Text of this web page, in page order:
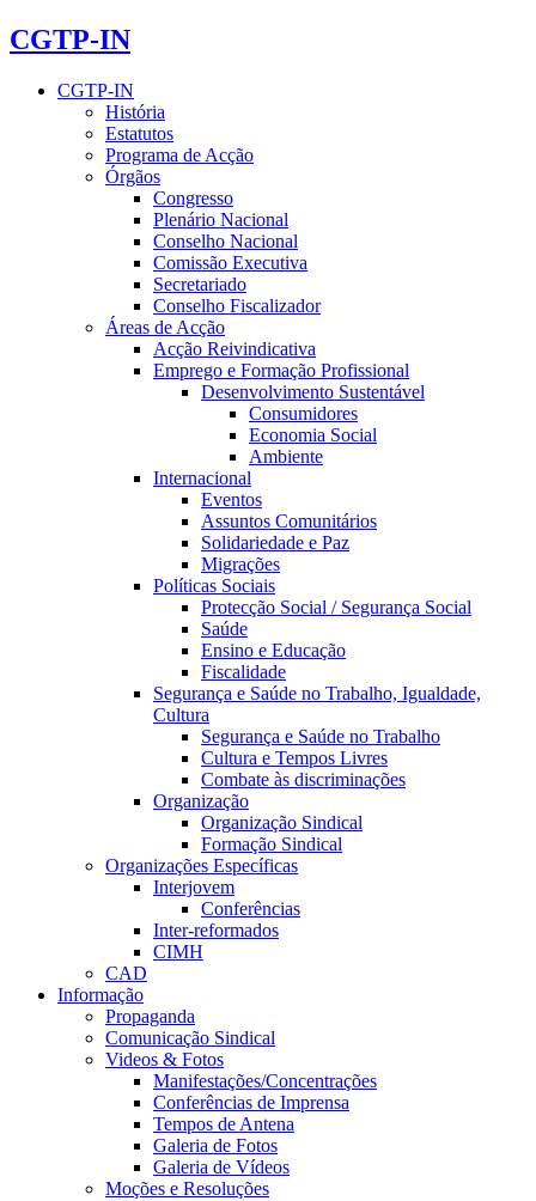
CGTP-IN
CGTP-IN
História
Estatutos
Programa de Acção
Órgãos
Congresso
Plenário Nacional
Conselho Nacional
Comissão Executiva
Secretariado
Conselho Fiscalizador
Áreas de Acção
Acção Reivindicativa
Emprego e Formação Profissional
Desenvolvimento Sustentável
Consumidores
Economia Social
Ambiente
Internacional
Eventos
Assuntos Comunitários
Solidariedade e Paz
Migrações
Políticas Sociais
Protecção Social / Segurança Social
Saúde
Ensino e Educação
Fiscalidade
Segurança e Saúde no Trabalho, Igualdade,
Cultura
Segurança e Saúde no Trabalho
Cultura e Tempos Livres
Combate às discriminações
Organização
Organização Sindical
Formação Sindical
Organizações Específicas
Interjovem
Conferências
Inter-reformados
CIMH
CAD
Informação
Propaganda
Comunicação Sindical
Videos & Fotos
Manifestações/Concentrações
Conferências de Imprensa
Tempos de Antena
Galeria de Fotos
Galeria de Vídeos
Moções e Resoluções